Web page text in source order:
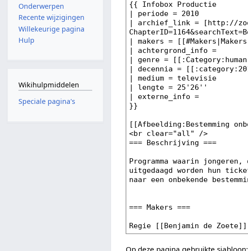
Op deze pagina gebruikte sjabloon:
Onderwerpen
Recente wijzigingen
Willekeurige pagina
Hulp
Wikihulpmiddelen
Speciale pagina's